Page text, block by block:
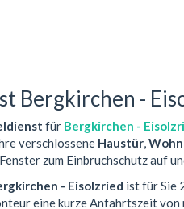
Bergkirchen -
für Bergkirchen -
verschlossene Haustür,
zum Einbruchschutz auf
- Eisolzried ist für Sie
eine kurze Anfahrtszeit